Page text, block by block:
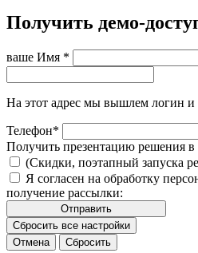
Получить демо-
ваше Имя *
На этот адрес мы вышлем логин и
Телефон*
Получить презентацию решения в
(Скидки, поэтапный запуска
Я согласен на обработку
получение рассылки:
Отправить
Сбросить все настройки
Отмена
Сбросить